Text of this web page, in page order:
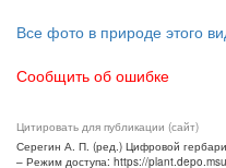
Все фото в природе этого
Сообщить об ошибке
Цитировать для публикации (сайт)
Серегин А. П. (ред.) Цифровой
– Режим доступа: https://